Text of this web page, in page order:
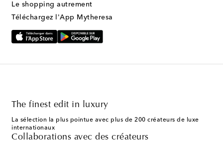
Le shopping autrement
Téléchargez l'App Mytheresa
The finest edit in luxury
La sélection la plus pointue avec plus de 200 créateurs de luxe
internationaux
Collaborations avec des créateurs